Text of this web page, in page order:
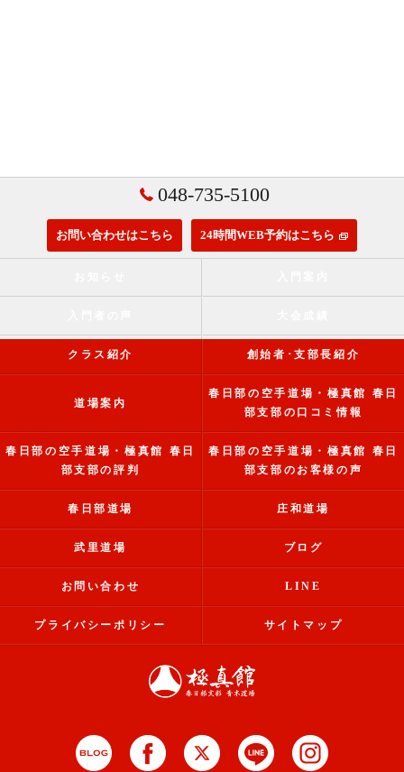
048-735-5100
お問い合わせはこちら 24時間WEB予約はこちら
クラス紹介 創始者･支部長紹介
道場案内
春日部の空手道場・極真館 春日
部支部の口コミ情報
春日部の空手道場・極真館 春日
部支部の評判
春日部の空手道場・極真館 春日
部支部のお客様の声
春日部道場 庄和道場
武里道場 ブログ
お問い合わせ LINE
プライバシーポリシー サイトマップ